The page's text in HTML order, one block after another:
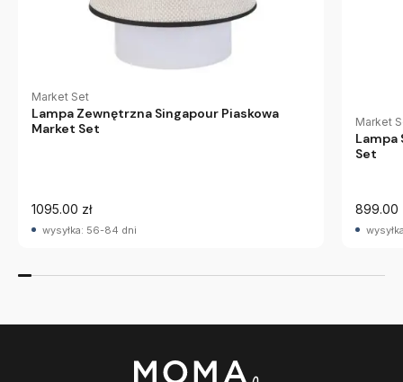
Market Set
Lampa Zewnętrzna Singapour Piaskowa
Market Set
1095.00 zł
wysyłka: 56-84 dni
Market
Lampa
Set
899.00